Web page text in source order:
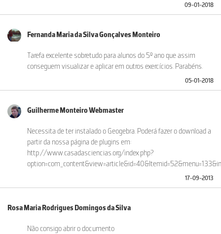
09-01-2018
Fernanda Maria da Silva Gonçalves Monteiro
Tarefa excelente sobretudo para alunos do 5º ano que assim
conseguem visualizar e aplicar em outros exercícios. Parabéns.
05-01-2018
Guilherme Monteiro Webmaster
Necessita de ter instalado o Geogebra. Poderá fazer o download a
partir da nossa página de plugins em:
http://www.casadasciencias.org/index.php?
17-09-2013
Rosa Maria Rodrigues Domingos da Silva
Não consigo abrir o documento